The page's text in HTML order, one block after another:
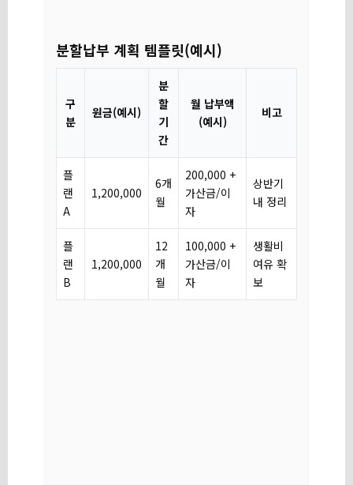
분할납부 계획 템플릿(예시)
구
분
원금(예시)
분
할
기
간
월 납부액
(예시)
비고
플
랜
A
1,200,000
6개
월
200,000 +
가산금/이
자
상반기
내 정리
플
랜
B
1,200,000
12
개
월
100,000 +
가산금/이
자
생활비
여유 확
보